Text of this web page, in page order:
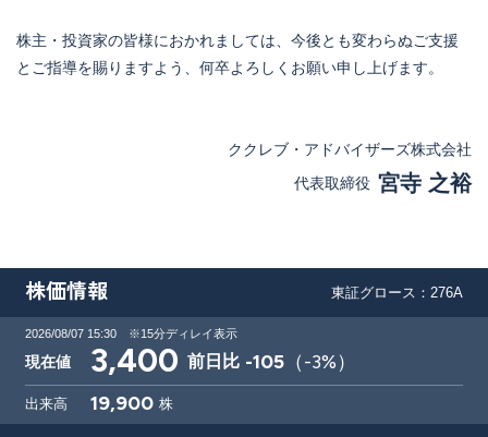
株主・投資家の皆様におかれましては、今後とも変わらぬご支援
とご指導を賜りますよう、何卒よろしくお願い申し上げます。
ククレブ・アドバイザーズ株式会社
代表取締役 宮寺 之裕
株価情報 東証グロース：276A
2026/08/07 15:30 ※15分ディレイ表示
現在値 3,400 前日比 -105 （-3%）
出来高 19,900 株